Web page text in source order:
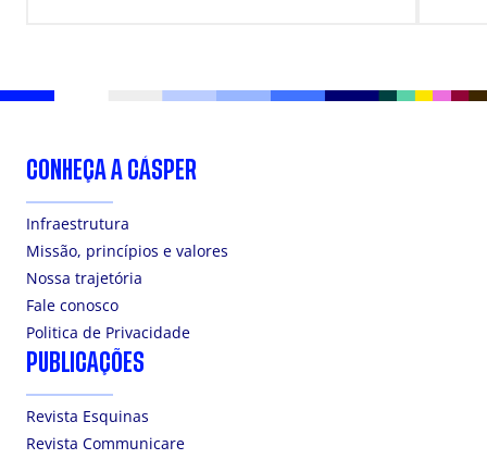
CONHEÇA A CÁSPER
Infraestrutura
Missão, princípios e valores
Nossa trajetória
Fale conosco
Politica de Privacidade
PUBLICAÇÕES
Revista Esquinas
Revista Communicare